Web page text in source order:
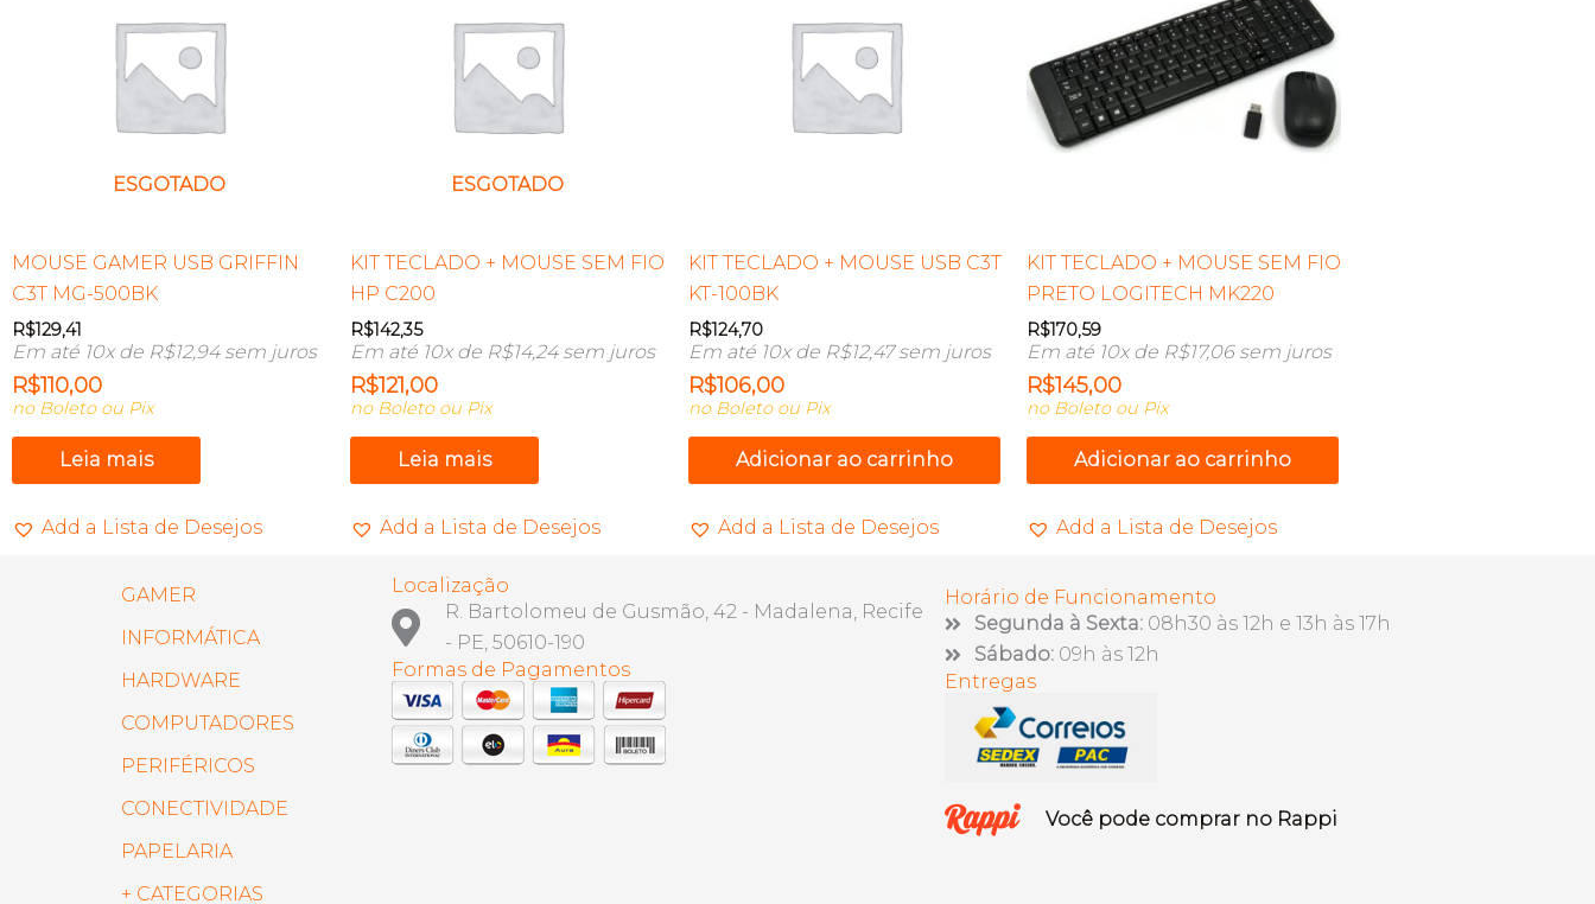
ESGOTADO
MOUSE GAMER USB GRIFFIN
C3T MG-500BK
R$129,41
Em até 10x de R$12,94sem juros
R$110,00
no Boleto ou Pix
Leia mais
Add a Lista de Desejos
ESGOTADO
KIT TECLADO + MOUSE SEM FIO
HP C200
R$142,35
Em até 10x de R$14,24sem juros
R$121,00
no Boleto ou Pix
Leia mais
Add a Lista de Desejos
KIT TECLADO + MOUSE USB C3T
KT-100BK
R$124,70
Em até 10x de R$12,47sem juros
R$106,00
no Boleto ou Pix
Adicionar ao carrinho
Add a Lista de Desejos
KIT TECLADO + MOUSE SEM FIO
PRETO LOGITECH MK220
R$170,59
Em até 10x de R$17,06sem juros
R$145,00
no Boleto ou Pix
Adicionar ao carrinho
Add a Lista de Desejos
GAMER
INFORMÁTICA
HARDWARE
COMPUTADORES
PERIFÉRICOS
CONECTIVIDADE
PAPELARIA
+ CATEGORIAS
Localização
R. Bartolomeu de Gusmão, 42 - Madalena, Recife
- PE, 50610-190
Formas de Pagamentos
Horário de Funcionamento
Segunda à Sexta: 08h30 às 12h e 13h às 17h
Sábado: 09h às 12h
Entregas
Você pode comprar no Rappi